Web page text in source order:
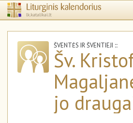
ŠVENTĖS IR ŠVENTIEJI ::
Šv.
jo